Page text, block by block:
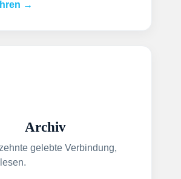
→
Archiv
gelebte Verbindung,